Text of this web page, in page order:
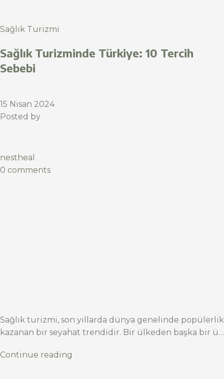
Sağlık Turizmi
Sağlık Turizminde Türkiye: 10 Tercih
Sebebi
15 Nisan 2024
Posted by
nestheal
0 comments
Sağlık turizmi, son yıllarda dünya genelinde popülerlik
kazanan bir seyahat trendidir. Bir ülkeden başka bir ü…
Continue reading